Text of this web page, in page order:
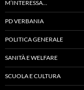
M’INTERESSA…
PD VERBANIA
POLITICA GENERALE
SANITÀ E WELFARE
SCUOLA E CULTURA